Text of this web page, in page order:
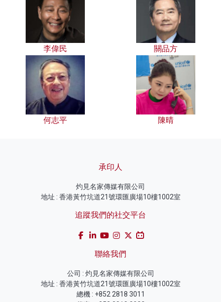
李偉民 關品方
何志平 陳晴
承印人
灼見名家傳媒有限公司
地址 : 香港黃竹坑道21號環匯廣場10樓1002室
追蹤我們的社交平台
聯絡我們
公司 : 灼見名家傳媒有限公司
地址 : 香港黃竹坑道21號環匯廣場10樓1002室
總機 : +852 2818 3011